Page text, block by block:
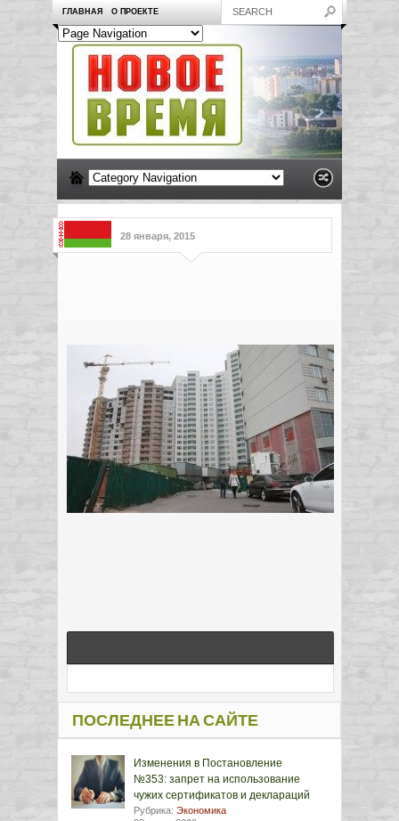
ГЛАВНАЯ О ПРОЕКТЕ
28 января, 2015
ПОСЛЕДНЕЕ НА САЙТЕ
Изменения в Постановление
№353: запрет на использование
чужих сертификатов и деклараций
Рубрика: Экономика